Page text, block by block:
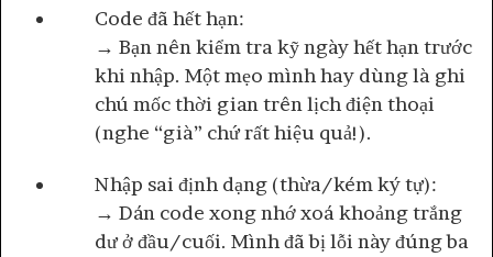
Code đã hết hạn:
→ Bạn nên kiểm tra kỹ ngày hết hạn trước
khi nhập. Một mẹo mình hay dùng là ghi
chú mốc thời gian trên lịch điện thoại
(nghe “già” chứ rất hiệu quả!).
Nhập sai định dạng (thừa/kém ký tự):
→ Dán code xong nhớ xoá khoảng trắng
dư ở đầu/cuối. Mình đã bị lỗi này đúng ba